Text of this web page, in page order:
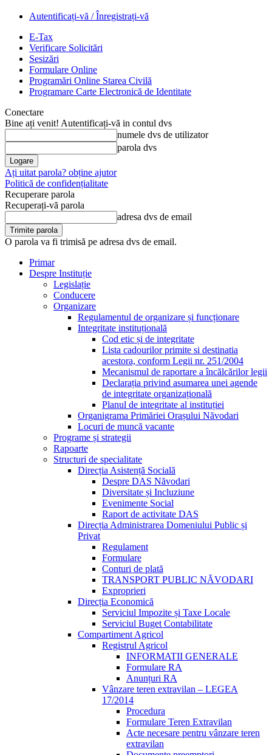
Autentificați-vă / Înregistrați-vă
E-Tax
Verificare Solicitări
Sesizări
Formulare Online
Programări Online Starea Civilă
Programare Carte Electronică de Identitate
Conectare
Bine ați venit! Autentificați-vă in contul dvs
numele dvs de utilizator
parola dvs
Ați uitat parola? obține ajutor
Politică de confidențialitate
Recuperare parola
Recuperați-vă parola
adresa dvs de email
O parola va fi trimisă pe adresa dvs de email.
Primar
Despre Instituție
Legislație
Conducere
Organizare
Regulamentul de organizare și funcționare
Integritate instituțională
Cod etic și de integritate
Lista cadourilor primite si destinatia
acestora, conform Legii nr. 251/2004
Mecanismul de raportare a încălcărilor legii
Declarația privind asumarea unei agende
de integritate organizațională
Planul de integritate al instituției
Organigrama Primăriei Orașului Năvodari
Locuri de muncă vacante
Programe și strategii
Rapoarte
Structuri de specialitate
Direcția Asistență Socială
Despre DAS Năvodari
Diversitate și Incluziune
Evenimente Social
Raport de activitate DAS
Direcția Administrarea Domeniului Public și
Privat
Regulament
Formulare
Conturi de plată
TRANSPORT PUBLIC NĂVODARI
Exproprieri
Direcția Economică
Serviciul Impozite și Taxe Locale
Serviciul Buget Contabilitate
Compartiment Agricol
Registrul Agricol
INFORMATII GENERALE
Formulare RA
Anunțuri RA
Vânzare teren extravilan – LEGEA
17/2014
Procedura
Formulare Teren Extravilan
Acte necesare pentru vânzare teren
extravilan